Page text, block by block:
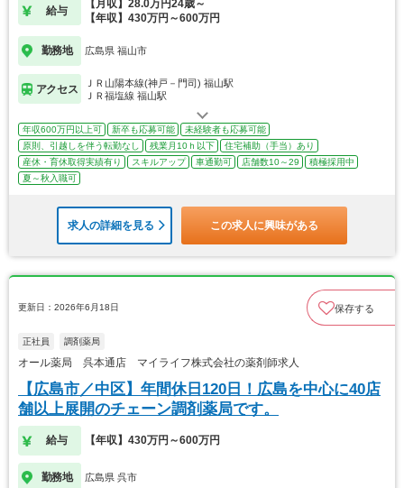
給与
【月収】28.0万円24歳～
【年収】430万円～600万円
勤務地 広島県 福山市
アクセス
ＪＲ山陽本線(神戸－門司) 福山駅
ＪＲ福塩線 福山駅
年収600万円以上可 新卒も応募可能
未経験者も応募可能
原則、引越しを伴う転勤なし
残業月10ｈ以下
住宅補助（手当）あり
産休・育休取得実績有り
スキルアップ 車通勤可 店舗数10～29
積極採用中
夏～秋入職可
求人の詳細を見る この求人に興味がある
更新日：2026年6月18日 保存する
正社員 調剤薬局
オール薬局 呉本通店 マイライフ株式会社の薬剤師求人
【広島市／中区】年間休日120日！広島を中心に40店
舗以上展開のチェーン調剤薬局です。
給与 【年収】430万円～600万円
勤務地 広島県 呉市